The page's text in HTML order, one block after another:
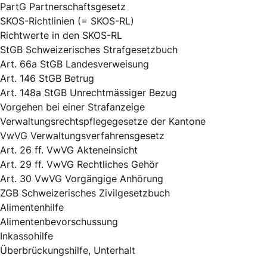
PartG Partnerschaftsgesetz
SKOS-Richtlinien (= SKOS-RL)
Richtwerte in den SKOS-RL
StGB Schweizerisches Strafgesetzbuch
Art. 66a StGB Landesverweisung
Art. 146 StGB Betrug
Art. 148a StGB Unrechtmässiger Bezug
Vorgehen bei einer Strafanzeige
Verwaltungsrechtspflegegesetze der Kantone
VwVG Verwaltungsverfahrensgesetz
Art. 26 ff. VwVG Akteneinsicht
Art. 29 ff. VwVG Rechtliches Gehör
Art. 30 VwVG Vorgängige Anhörung
ZGB Schweizerisches Zivilgesetzbuch
Alimentenhilfe
Alimentenbevorschussung
Inkassohilfe
Überbrückungshilfe, Unterhalt